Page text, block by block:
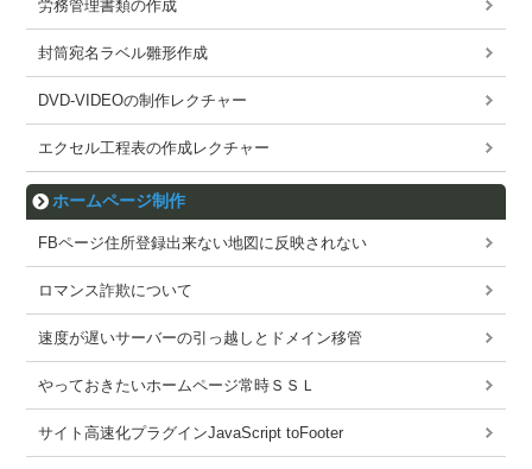
労務管理書類の作成
封筒宛名ラベル雛形作成
DVD-VIDEOの制作レクチャー
エクセル工程表の作成レクチャー
ホームページ制作
FBページ住所登録出来ない地図に反映されない
ロマンス詐欺について
速度が遅いサーバーの引っ越しとドメイン移管
やっておきたいホームページ常時ＳＳＬ
サイト高速化プラグインJavaScript toFooter